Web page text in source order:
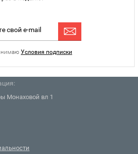
Условия подписки
Монаховой вл 1